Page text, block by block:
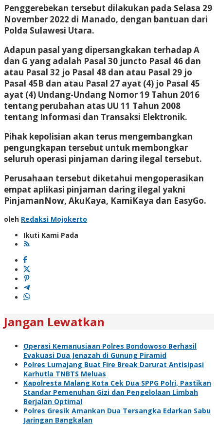
Penggerebekan tersebut dilakukan pada Selasa 29
November 2022 di Manado, dengan bantuan dari
Polda Sulawesi Utara.
Adapun pasal yang dipersangkakan terhadap A
dan G yang adalah Pasal 30 juncto Pasal 46 dan
atau Pasal 32 jo Pasal 48 dan atau Pasal 29 jo
Pasal 45B dan atau Pasal 27 ayat (4) jo Pasal 45
ayat (4) Undang-Undang Nomor 19 Tahun 2016
tentang perubahan atas UU 11 Tahun 2008
tentang Informasi dan Transaksi Elektronik.
Pihak kepolisian akan terus mengembangkan
pengungkapan tersebut untuk membongkar
seluruh operasi pinjaman daring ilegal tersebut.
Perusahaan tersebut diketahui mengoperasikan
empat aplikasi pinjaman daring ilegal yakni
PinjamanNow, AkuKaya, KamiKaya dan EasyGo.
oleh Redaksi Mojokerto
Ikuti Kami Pada
Jangan Lewatkan
Operasi Kemanusiaan Polres Bondowoso Berhasil
Evakuasi Dua Jenazah di Gunung Piramid
Polres Lumajang Buat Fire Break Darurat Antisipasi
Karhutla TNBTS Meluas
Kapolresta Malang Kota Cek Dua SPPG Polri, Pastikan
Standar Pemenuhan Gizi dan Pengelolaan Limbah
Berjalan Optimal
Polres Gresik Amankan Dua Tersangka Edarkan Sabu
Jaringan Bangkalan